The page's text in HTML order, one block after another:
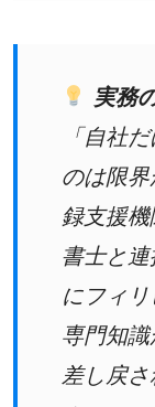
実務
「自社
のは限
録支援
書士と
にフィリ
専門知
差し戻